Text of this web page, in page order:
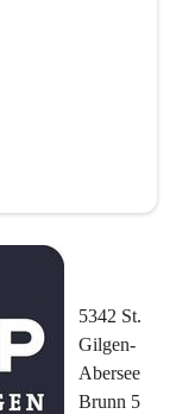
5342 St.
Gilgen-
Abersee
Brunn 5